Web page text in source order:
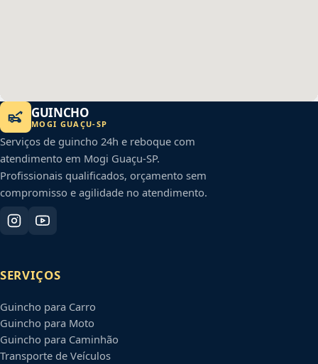
GUINCHO
MOGI GUAÇU-SP
Serviços de guincho 24h e reboque com
atendimento em Mogi Guaçu-SP.
Profissionais qualificados, orçamento sem
compromisso e agilidade no atendimento.
SERVIÇOS
Guincho para Carro
Guincho para Moto
Guincho para Caminhão
Transporte de Veículos